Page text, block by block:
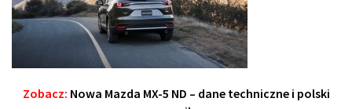
Zobacz: Nowa Mazda MX-5 ND – dane techniczne i polski